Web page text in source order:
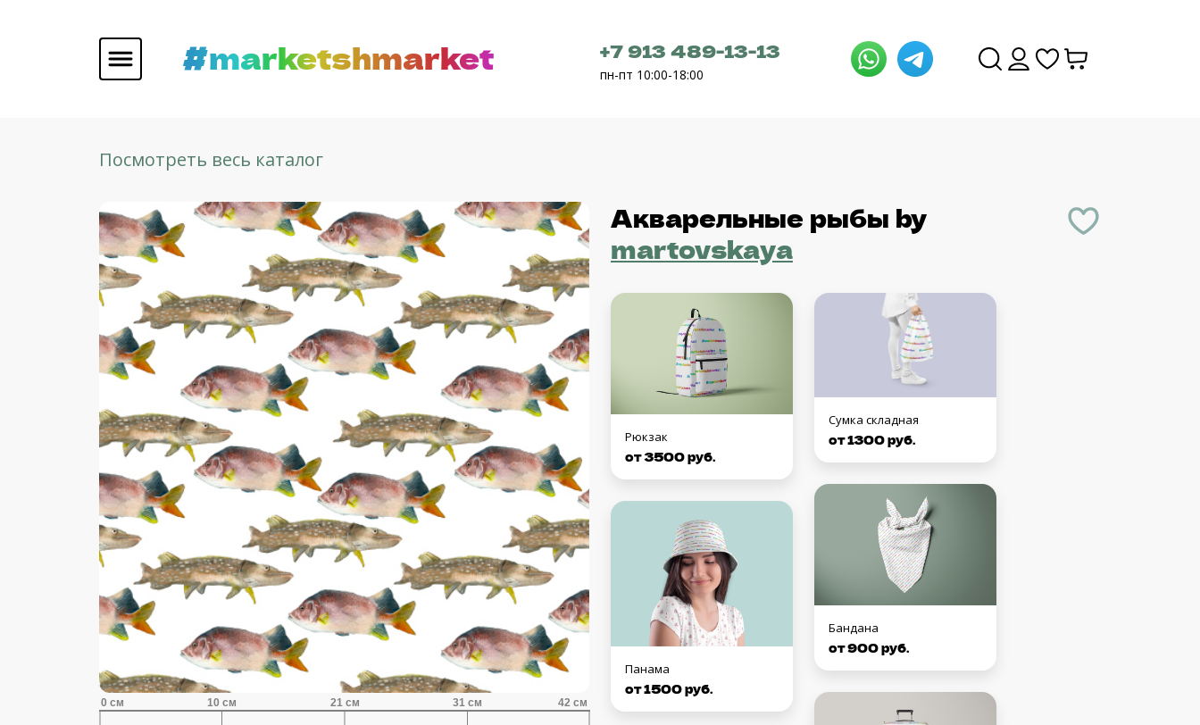
#marketshmarket +7 913 489-13-13
пн-пт 10:00-18:00
Посмотреть весь каталог
Акварельные рыбы by
martovskaya
Рюкзак
от 3500 руб.
Панама
от 1500 руб.
Сумка складная
от 1300 руб.
Бандана
от 900 руб.